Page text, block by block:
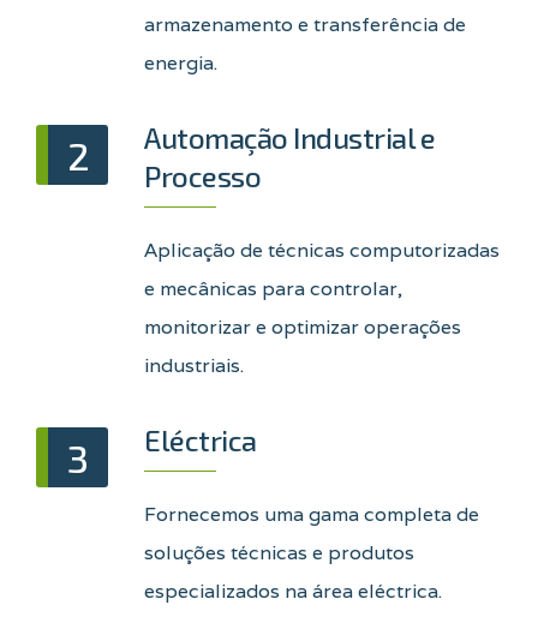
armazenamento e transferência de
energia.
2
Automação Industrial e
Processo
Aplicação de técnicas computorizadas
e mecânicas para controlar,
monitorizar e optimizar operações
industriais.
3 Eléctrica
Fornecemos uma gama completa de
soluções técnicas e produtos
especializados na área eléctrica.